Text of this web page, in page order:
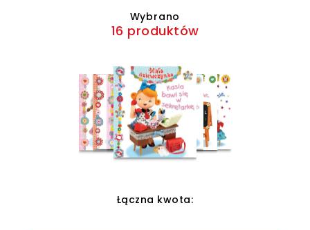
Wybrano
16 produktów
Łączna kwota: